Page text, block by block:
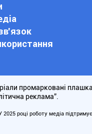
промарковані
реклама”.
2025 році роботу медіа